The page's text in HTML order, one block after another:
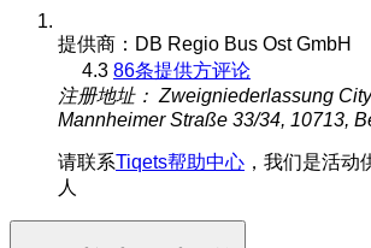
提供商：DB Regio Bus Ost GmbH
4.3 86条提供方评论
注册地址： Zweigniederlassung
Mannheimer Straße 33/34, 10713,
请联系Tiqets帮助中心 ，我们是活动
人